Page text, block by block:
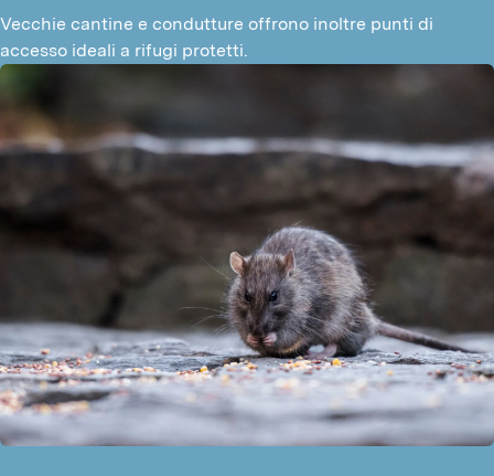
Vecchie cantine e condutture offrono inoltre punti di
accesso ideali a rifugi protetti.